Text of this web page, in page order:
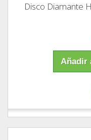
Disco Diamante
Añadir